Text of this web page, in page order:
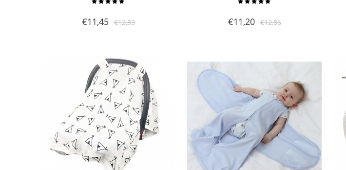
saco de dormir
€11,45 €12,33
Bonnet-Baby Shower
€11,20 €12,86